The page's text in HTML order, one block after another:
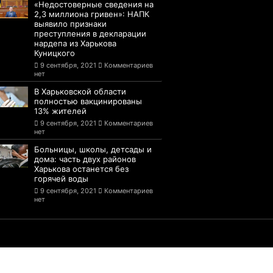
«Недостоверные сведения на
2,3 миллиона гривен»: НАПК
выявило признаки
преступления в декларации
нардепа из Харькова
Куницкого
9 сентября, 2021
Комментариев
нет
В Харьковской области
полностью вакцинированы
13% жителей
9 сентября, 2021
Комментариев
нет
Больницы, школы, детсады и
дома: часть двух районов
Харькова останется без
горячей воды
9 сентября, 2021
Комментариев
нет